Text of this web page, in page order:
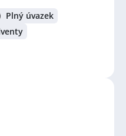
Plný úvazek